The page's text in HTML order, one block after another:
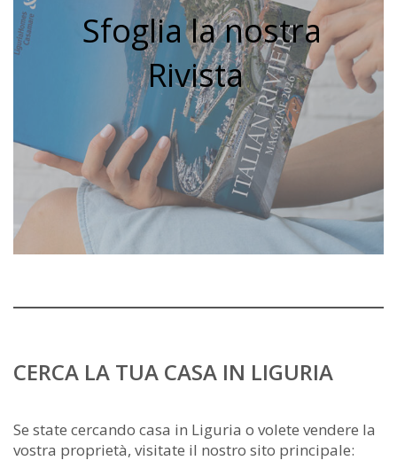
Sfoglia la nostra
Rivista
CERCA LA TUA CASA IN LIGURIA
Se state cercando casa in Liguria o volete vendere la
vostra proprietà, visitate il nostro sito principale: